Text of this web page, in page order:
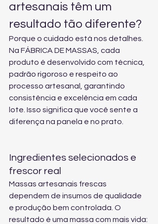
artesanais têm um
resultado tão diferente?
Porque o cuidado está nos detalhes.
Na FÁBRICA DE MASSAS, cada
produto é desenvolvido com técnica,
padrão rigoroso e respeito ao
processo artesanal, garantindo
consistência e excelência em cada
lote. Isso significa que você sente a
diferença na panela e no prato.
Ingredientes selecionados e
frescor real
Massas artesanais frescas
dependem de insumos de qualidade
e produção bem controlada. O
resultado é uma massa com mais vida: